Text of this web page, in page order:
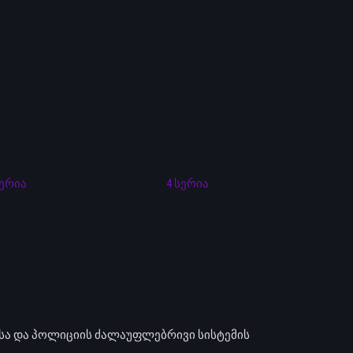
4 სერია
და პოლიციის ძალაუფლებრივი სისტემის